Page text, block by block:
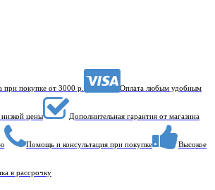
при покупке от 3000 р. Оплата любым удобным
цены Дополнительная гарантия от магазина
Помощь и консультация при покупке Высокое
в рассрочку